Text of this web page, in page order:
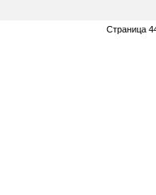
Страница